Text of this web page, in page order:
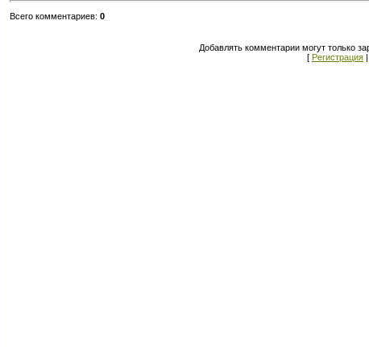
Всего комментариев: 0
Добавлять комментарии могут только
[ Регистрация